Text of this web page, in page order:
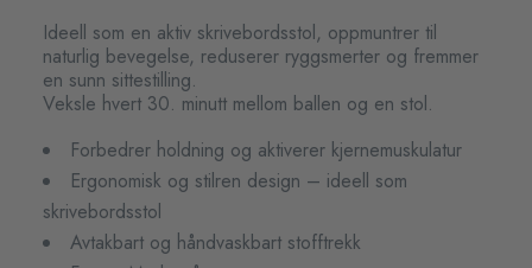
Ideell som en aktiv skrivebordsstol, oppmuntrer til
naturlig bevegelse, reduserer ryggsmerter og fremmer
en sunn sittestilling.
Veksle hvert 30. minutt mellom ballen og en stol.
Forbedrer holdning og aktiverer kjernemuskulatur
Ergonomisk og stilren design – ideell som
skrivebordsstol
Avtakbart og håndvaskbart stofftrekk